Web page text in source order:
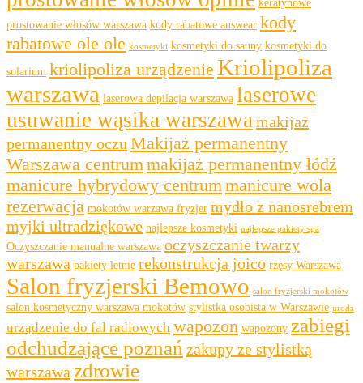
keratynowe
prostowanie włosów warszawa kody rabatowe answear kody
rabatowe ole ole kosmetyki kosmetyki do sauny kosmetyki do
solarium kriolipoliza urządzenie Kriolipoliza
warszawa laserowa depilacja warszawa laserowe
usuwanie wąsika warszawamakijaż
permanentny oczu Makijaż permanentny
Warszawa centrummakijaż permanentny łódź
manicure hybrydowy centrummanicure wola
rezerwacja mokotów warzawa fryzjer mydło z nanosrebrem
myjki ultradziękowe najlepsze kosmetyki najlepsze pakiety spa
Oczyszczanie manualne warszawa oczyszczanie twarzy
warszawa pakiety letnie rekonstrukcja joico rzęsy Warszawa
Salon fryzjerski Bemowo salon fryzjerski mokotów
salon kosmetyczny warszawa mokotów stylistka osobista w Warszawie uroda
urządzenie do fal radiowych wapozon wapozony zabiegi
odchudzające poznań zakupy ze stylistką
warszawa zdrowie